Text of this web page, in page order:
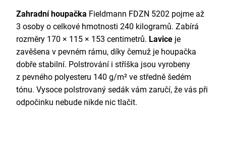
Zahradní houpačka Fieldmann FDZN 5202 pojme až
3 osoby o celkové hmotnosti 240 kilogramů. Zabírá
rozměry 170 × 115 × 153 centimetrů. Lavice je
zavěšena v pevném rámu, díky čemuž je houpačka
dobře stabilní. Polstrování i stříška jsou vyrobeny
z pevného polyesteru 140 g/m² ve středně šedém
tónu. Vysoce polstrovaný sedák vám zaručí, že vás při
odpočinku nebude nikde nic tlačit.